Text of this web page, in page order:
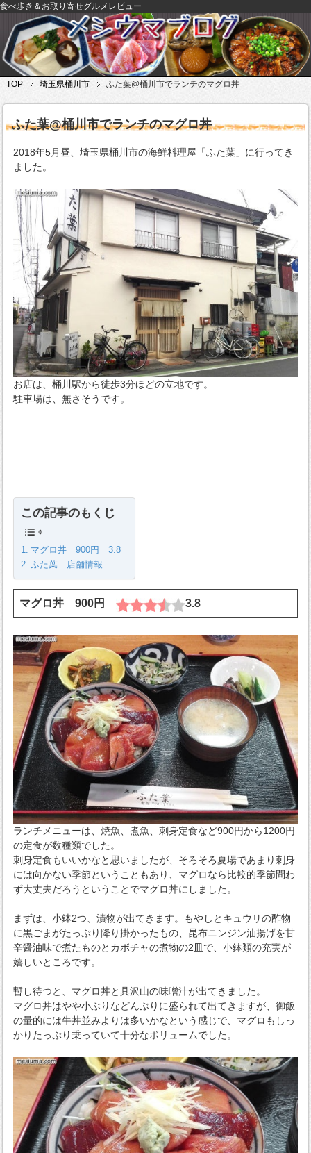
食べ歩き＆お取り寄せグルメレビュー
TOP 埼玉県桶川市 ふた葉@桶川市でランチのマグロ丼
ふた葉@桶川市でランチのマグロ丼
2018年5月昼、埼玉県桶川市の海鮮料理屋「ふた葉」に行ってき
ました。
お店は、桶川駅から徒歩3分ほどの立地です。
駐車場は、無さそうです。
この記事のもくじ
マグロ丼 900円 3.8
ふた葉 店舗情報
マグロ丼 900円 3.8
ランチメニューは、焼魚、煮魚、刺身定食など900円から1200円
の定食が数種類でした。
刺身定食もいいかなと思いましたが、そろそろ夏場であまり刺身
には向かない季節ということもあり、マグロなら比較的季節問わ
ず大丈夫だろうということでマグロ丼にしました。
まずは、小鉢2つ、漬物が出てきます。もやしとキュウリの酢物
に黒ごまがたっぷり降り掛かったもの、昆布ニンジン油揚げを甘
辛醤油味で煮たものとカボチャの煮物の2皿で、小鉢類の充実が
嬉しいところです。
暫し待つと、マグロ丼と具沢山の味噌汁が出てきました。
マグロ丼はやや小ぶりなどんぶりに盛られて出てきますが、御飯
の量的には牛丼並みよりは多いかなという感じで、マグロもしっ
かりたっぷり乗っていて十分なボリュームでした。